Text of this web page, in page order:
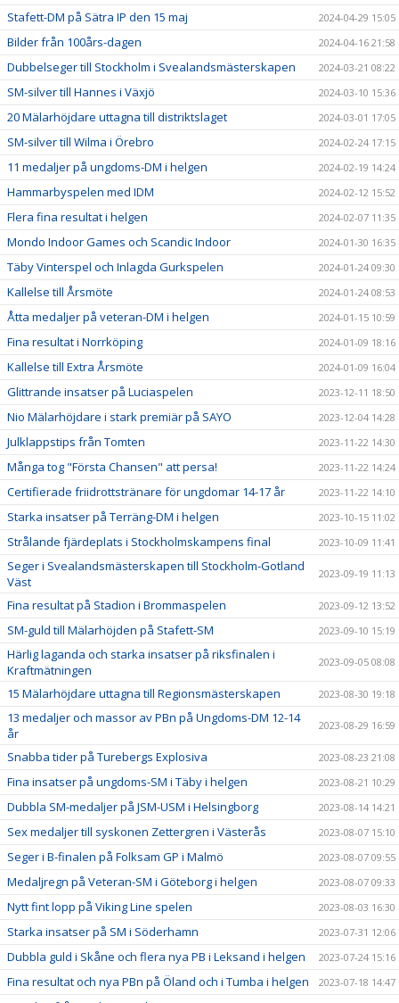
Stafett-DM på Sätra IP den 15 maj 2024-04-29 15:05
Bilder från 100års-dagen 2024-04-16 21:58
Dubbelseger till Stockholm i Svealandsmästerskapen 2024-03-21 08:22
SM-silver till Hannes i Växjö 2024-03-10 15:36
20 Mälarhöjdare uttagna till distriktslaget 2024-03-01 17:05
SM-silver till Wilma i Örebro 2024-02-24 17:15
11 medaljer på ungdoms-DM i helgen 2024-02-19 14:24
Hammarbyspelen med IDM 2024-02-12 15:52
Flera fina resultat i helgen 2024-02-07 11:35
Mondo Indoor Games och Scandic Indoor 2024-01-30 16:35
Täby Vinterspel och Inlagda Gurkspelen 2024-01-24 09:30
Kallelse till Årsmöte 2024-01-24 08:53
Åtta medaljer på veteran-DM i helgen 2024-01-15 10:59
Fina resultat i Norrköping 2024-01-09 18:16
Kallelse till Extra Årsmöte 2024-01-09 16:04
Glittrande insatser på Luciaspelen 2023-12-11 18:50
Nio Mälarhöjdare i stark premiär på SAYO 2023-12-04 14:28
Julklappstips från Tomten 2023-11-22 14:30
Många tog "Första Chansen" att persa! 2023-11-22 14:24
Certifierade friidrottstränare för ungdomar 14-17 år 2023-11-22 14:10
Starka insatser på Terräng-DM i helgen 2023-10-15 11:02
Strålande fjärdeplats i Stockholmskampens final 2023-10-09 11:41
Seger i Svealandsmästerskapen till Stockholm-Gotland
Väst
2023-09-19 11:13
Fina resultat på Stadion i Brommaspelen 2023-09-12 13:52
SM-guld till Mälarhöjden på Stafett-SM 2023-09-10 15:19
Härlig laganda och starka insatser på riksfinalen i
Kraftmätningen
2023-09-05 08:08
15 Mälarhöjdare uttagna till Regionsmästerskapen 2023-08-30 19:18
13 medaljer och massor av PBn på Ungdoms-DM 12-14
år
2023-08-29 16:59
Snabba tider på Turebergs Explosiva 2023-08-23 21:08
Fina insatser på ungdoms-SM i Täby i helgen 2023-08-21 10:29
Dubbla SM-medaljer på JSM-USM i Helsingborg 2023-08-14 14:21
Sex medaljer till syskonen Zettergren i Västerås 2023-08-07 15:10
Seger i B-finalen på Folksam GP i Malmö 2023-08-07 09:55
Medaljregn på Veteran-SM i Göteborg i helgen 2023-08-07 09:33
Nytt fint lopp på Viking Line spelen 2023-08-03 16:30
Starka insatser på SM i Söderhamn 2023-07-31 12:06
Dubbla guld i Skåne och flera nya PB i Leksand i helgen 2023-07-24 15:16
Fina resultat och nya PBn på Öland och i Tumba i helgen 2023-07-18 14:47